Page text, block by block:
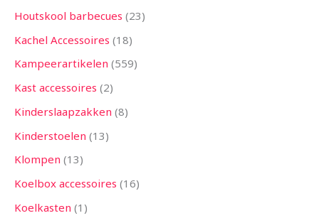
Houtskool barbecues 23
Kachel Accessoires 18
Kampeerartikelen 559
Kast accessoires 2
Kinderslaapzakken 8
Kinderstoelen 13
Klompen 13
Koelbox accessoires 16
Koelkasten 1